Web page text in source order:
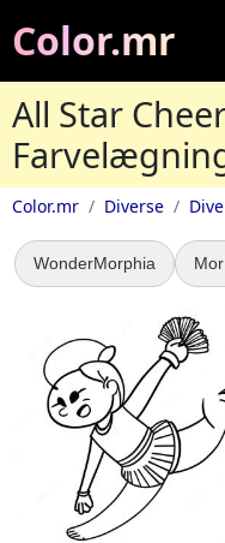
Color.mr
All Star
Color.mr Diverse
WonderMorphia